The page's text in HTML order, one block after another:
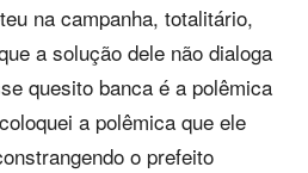
na campanha, totalitário,
a solução dele não dialoga
quesito banca é a polêmica
a polêmica que ele
o prefeito